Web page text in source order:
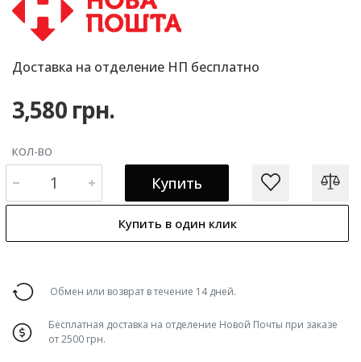
Доставка на отделение НП бесплатно
3,580 грн.
КОЛ-ВО
Купить
Купить в один клик
Обмен или возврат в течение 14 дней.
Бесплатная доставка на отделение Новой Почты при заказе
от 2500 грн.